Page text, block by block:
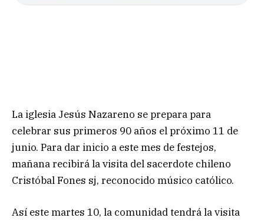
La iglesia Jesús Nazareno se prepara para
celebrar sus primeros 90 años el próximo 11 de
junio. Para dar inicio a este mes de festejos,
mañana recibirá la visita del sacerdote chileno
Cristóbal Fones sj, reconocido músico católico.
Así este martes 10, la comunidad tendrá la visita